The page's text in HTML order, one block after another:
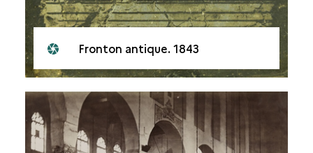
Fronton antique. 1843